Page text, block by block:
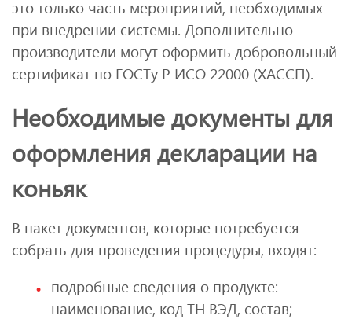
это только часть мероприятий, необходимых
при внедрении системы. Дополнительно
производители могут оформить добровольный
сертификат по ГОСТу Р ИСО 22000 (ХАССП).
Необходимые документы для
оформления декларации на
коньяк
В пакет документов, которые потребуется
собрать для проведения процедуры, входят:
подробные сведения о продукте:
наименование, код ТН ВЭД, состав;